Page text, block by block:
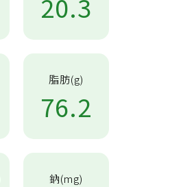
20.3
脂肪(g)
76.2
鈉(mg)